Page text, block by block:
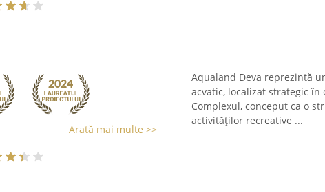
Arată mai multe >>
Aqualand Deva reprezintă
acvatic, localizat strategic
Complexul, conceput ca o
activităților recreative ...